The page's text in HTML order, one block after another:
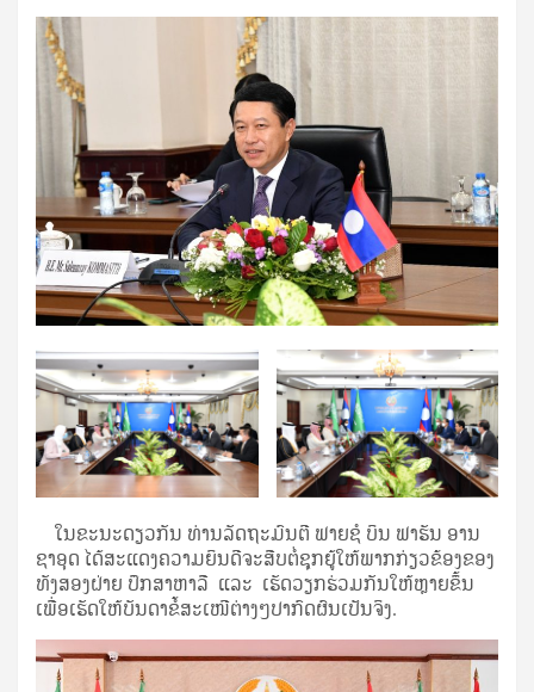
ໃນຂະນະດຽວກັນ ທ່ານລັດຖະມົນຕີ ຟາຍຊໍ ບິນ ຟາຮັນ ອານ
ຊາອຸດ ໄດ້ສະແດງຄວາມຍິນດີຈະສືບຕໍ່ຊຸກຍູ້ໃຫ້ພາກກ່ຽວຂ້ອງຂອງ
ທັງສອງຝ່າຍ ປຶກສາຫາລື ແລະ ເຮັດວຽກຮ່ວມກັນໃຫ້ຫຼາຍຂຶ້ນ
ເພື່ອເຮັດໃຫ້ບັນດາຂໍ້ສະເໜີຕ່າງໆປາກົດຜົນເປັນຈິງ.